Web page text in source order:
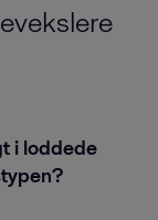
i loddede